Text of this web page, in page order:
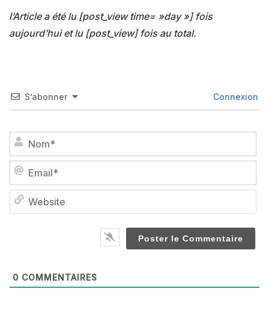
l’Article a été lu [post_view time= »day »] fois
aujourd’hui et lu [post_view] fois au total.
S’abonner Connexion
0 COMMENTAIRES